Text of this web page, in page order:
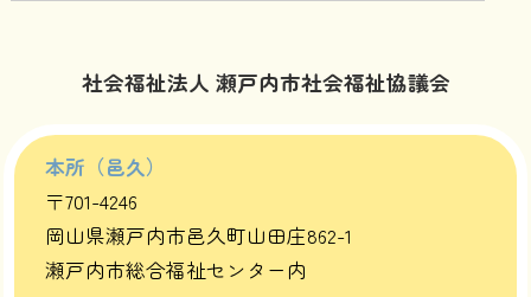
社会福祉法人 瀬戸内市社会福祉協議会
本所（邑久）
〒701-4246
岡山県瀬戸内市邑久町山田庄862-1
瀬戸内市総合福祉センター内